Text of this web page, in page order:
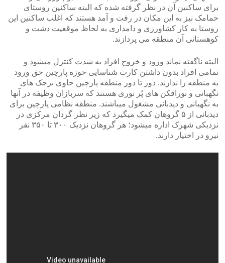
برای ساکنین آن در نظر گرفته شده که البته ساکنین روستای
حمامک نیز به این مکان در رفت و آمد هستند که اغلب ساکنین این
روستا به کار کشاورزی و دامداری به لحاظ موقعیت دشت و
کوهستانی آن منطقه می پردازند.
البته ناگفته نماند ورود و خروج افراد به شدت کنترل میشود و
تمامی افراد بدون داشتن کارت شناسایی حوزه پارچین حق ورود
به منطقه را ندارند. دور تا دور منطقه پارچین حاوی برجک های
نگهبانی و نورافکن های پُر نوری هستند که سربازان وظیفه در آنها
به نگهبانی و دیدبانی مشغول میباشند. منطقه نظامی پارچین برای
دیدبانی از ۵ گروهان کمک میگیرد که زیر نظر گردان مرکزی در
نزدیکی شهرک اداره میشود؛ هر گروهان نزدیک ۳۰۰ تا ۳۵۰ نفر
نیرو در اختیار دارند.